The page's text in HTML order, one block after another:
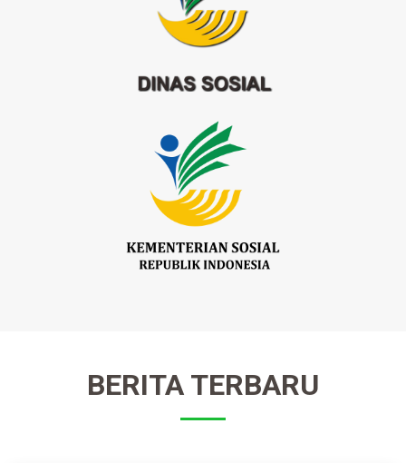
BERITA TERBARU